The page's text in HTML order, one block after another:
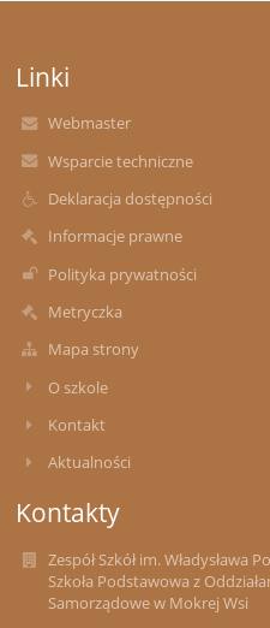
Linki
Webmaster
Wsparcie techniczne
Deklaracja dostępności
Informacje prawne
Polityka prywatności
Metryczka
Mapa strony
O szkole
Kontakt
Aktualności
Kontakty
Zespół Szkół im.
Szkoła Podstawowa z
Samorządowe w Mokrej Wsi